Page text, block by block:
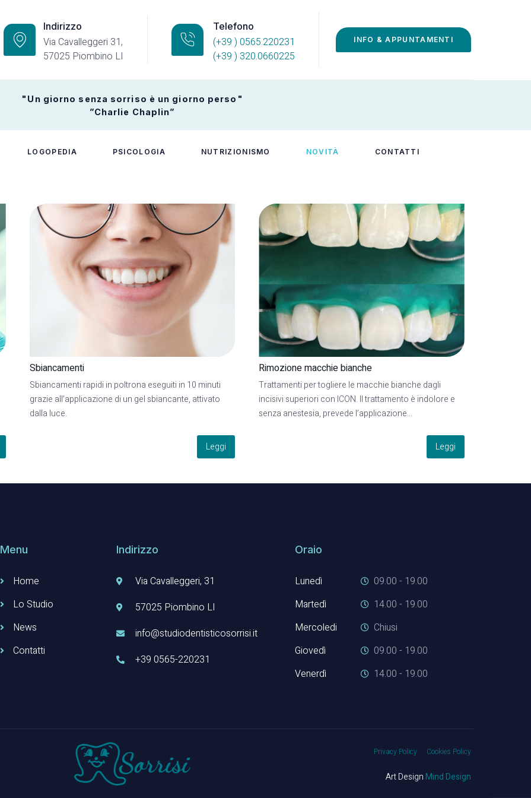
Indirizzo
Via Cavalleggeri 31,
57025 Piombino LI
Telefono
(+39 ) 0565.220231
(+39 ) 320.0660225
INFO & APPUNTAMENTI
"Un giorno senza sorriso è un giorno perso"
”Charlie Chaplin”
LOGOPEDIA PSICOLOGIA NUTRIZIONISMO NOVITÀ CONTATTI
Sbiancamenti
Sbiancamenti rapidi in poltrona eseguiti in 10 minuti
grazie all’applicazione di un gel sbiancante, attivato
dalla luce.
Leggi
Rimozione macchie bianche
Trattamenti per togliere le macchie bianche dagli
incisivi superiori con ICON. Il trattamento è indolore e
senza anestesia, prevede l’applicazione...
Leggi
Menu
Home
Lo Studio
News
Contatti
Indirizzo
Via Cavalleggeri, 31
57025 Piombino LI
info@studiodentisticosorrisi.it
+39 0565-220231
Oraio
Lunedì
Martedì
Mercoledi
Giovedì
Venerdì
09.00 - 19.00
14.00 - 19.00
Chiusi
09.00 - 19.00
14.00 - 19.00
Privacy Policy Cookies Policy
Art Design Mind Design